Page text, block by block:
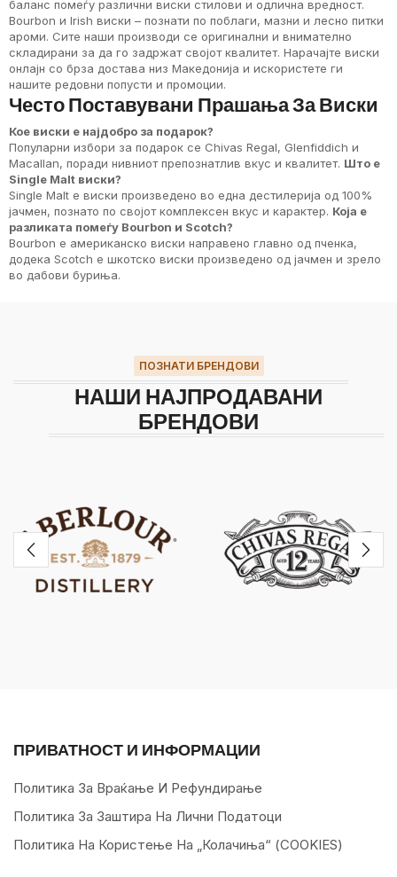
баланс помеѓу различни виски стилови и одлична вредност.
Bourbon и Irish виски – познати по поблаги, мазни и лесно питки
ароми. Сите наши производи се оригинални и внимателно
складирани за да го задржат својот квалитет. Нарачајте виски
онлајн со брза достава низ Македонија и искористете ги
нашите редовни попусти и промоции.
Често Поставувани Прашања За Виски
Кое виски е најдобро за подарок?
Популарни избори за подарок се Chivas Regal, Glenfiddich и
Macallan, поради нивниот препознатлив вкус и квалитет. Што е
Single Malt виски?
Single Malt е виски произведено во една дестилерија од 100%
јачмен, познато по својот комплексен вкус и карактер. Која е
разликата помеѓу Bourbon и Scotch?
Bourbon е американско виски направено главно од пченка,
додека Scotch е шкотско виски произведено од јачмен и зрело
во дабови буриња.
ПОЗНАТИ БРЕНДОВИ
НАШИ НАЈПРОДАВАНИ
БРЕНДОВИ
ПРИВАТНОСТ И ИНФОРМАЦИИ
Политика За Враќање И Рефундирање
Политика За Заштира На Лични Податоци
Политика На Користење На „колачиња“ (COOKIES)